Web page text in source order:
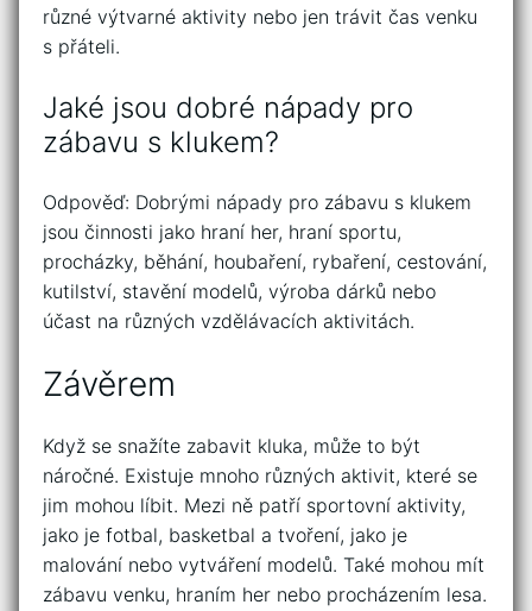
různé výtvarné aktivity nebo jen trávit čas venku
s přáteli.
Jaké jsou dobré nápady pro
zábavu s klukem?
Odpověď: Dobrými nápady pro zábavu s klukem
jsou činnosti jako hraní her, hraní sportu,
procházky, běhání, houbaření, rybaření, cestování,
kutilství, stavění modelů, výroba dárků nebo
účast na různých vzdělávacích aktivitách.
Závěrem
Když se snažíte zabavit kluka, může to být
náročné. Existuje mnoho různých aktivit, které se
jim mohou líbit. Mezi ně patří sportovní aktivity,
jako je fotbal, basketbal a tvoření, jako je
malování nebo vytváření modelů. Také mohou mít
zábavu venku, hraním her nebo procházením lesa.